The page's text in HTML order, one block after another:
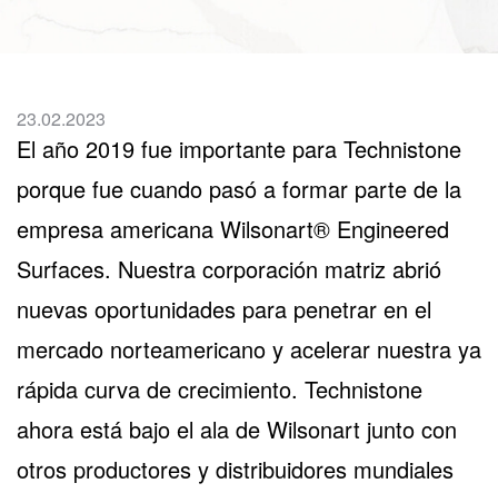
23.02.2023
El año 2019 fue importante para Technistone
porque fue cuando pasó a formar parte de la
empresa americana Wilsonart® Engineered
Surfaces. Nuestra corporación matriz abrió
nuevas oportunidades para penetrar en el
mercado norteamericano y acelerar nuestra ya
rápida curva de crecimiento. Technistone
ahora está bajo el ala de Wilsonart junto con
otros productores y distribuidores mundiales